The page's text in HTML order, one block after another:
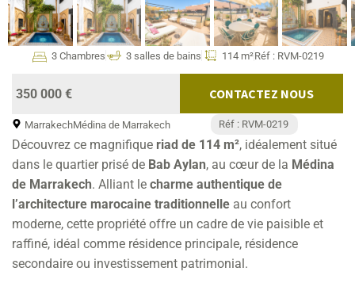
3 Chambres 3 salles de bains 114 m²Réf : RVM-0219
350 000 € CONTACTEZ NOUS
MarrakechMédina de Marrakech Réf : RVM-0219
Découvrez ce magnifique riad de 114 m², idéalement situé
dans le quartier prisé de Bab Aylan, au cœur de la Médina
de Marrakech. Alliant le charme authentique de
l’architecture marocaine traditionnelle au confort
moderne, cette propriété offre un cadre de vie paisible et
raffiné, idéal comme résidence principale, résidence
secondaire ou investissement patrimonial.